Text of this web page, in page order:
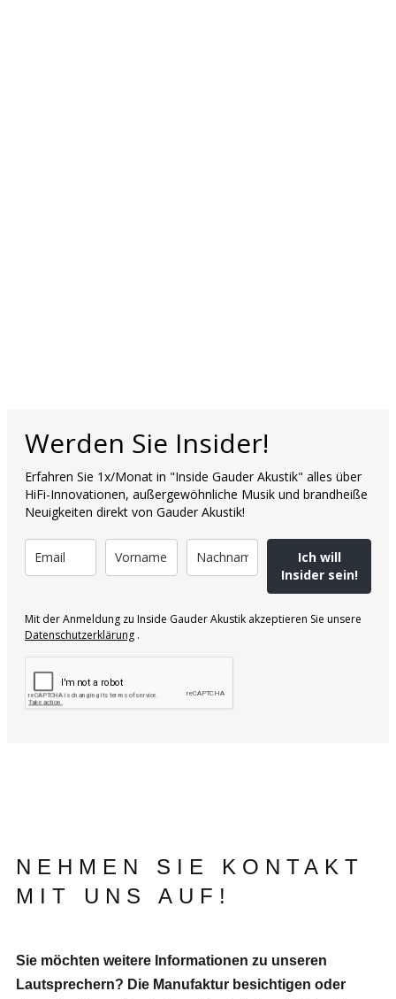
Werden Sie Insider!
Erfahren Sie 1x/Monat in "Inside Gauder Akustik" alles über
HiFi-Innovationen, außergewöhnliche Musik und brandheiße
Neuigkeiten direkt von Gauder Akustik!
Ich will
Insider sein!
Mit der Anmeldung zu Inside Gauder Akustik akzeptieren Sie unsere
Datenschutzerklärung .
NEHMEN SIE KONTAKT
MIT UNS AUF!
Sie möchten weitere Informationen zu unseren
Lautsprechern? Die Manufaktur besichtigen oder